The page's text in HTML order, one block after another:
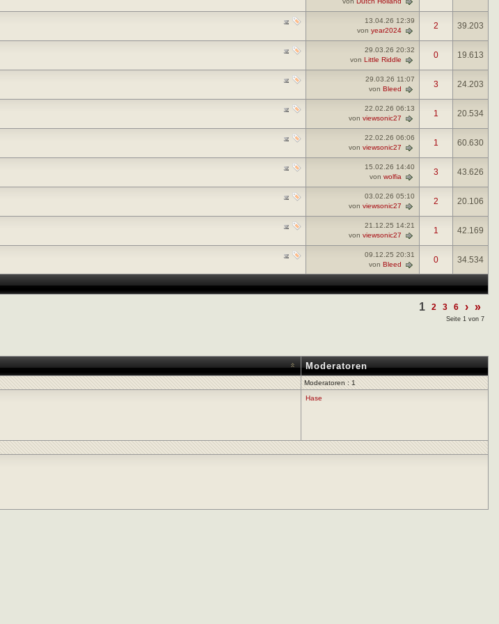
13.04.26 12:39
von year2024 2 39.203
29.03.26 20:32
von Little Riddle 0 19.613
29.03.26 11:07
von Bleed 3 24.203
22.02.26 06:13
von viewsonic27 1 20.534
22.02.26 06:06
von viewsonic27 1 60.630
15.02.26 14:40
von wolfia 3 43.626
03.02.26 05:10
von viewsonic27 2 20.106
21.12.25 14:21
von viewsonic27 1 42.169
09.12.25 20:31
von Bleed 0 34.534
1 2 3 6 › »
Seite 1 von 7
Moderatoren
Moderatoren : 1
Hase